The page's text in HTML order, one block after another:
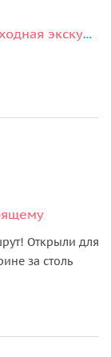
Тайны московских переулков: пешеходная экскурсия по окрестностям Мясницкой
Открыли для
за столь